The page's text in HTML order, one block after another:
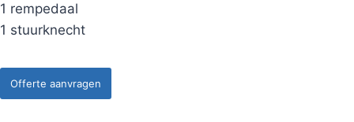
1 rempedaal
1 stuurknecht
Offerte aanvragen